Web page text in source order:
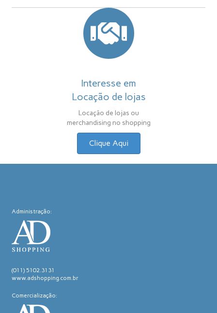
Interesse em
Locação de lojas
Locação de lojas ou
merchandising no shopping
Clique Aqui
Administração:
(011) 5102.3131
www.adshopping.com.br
Comercialização: